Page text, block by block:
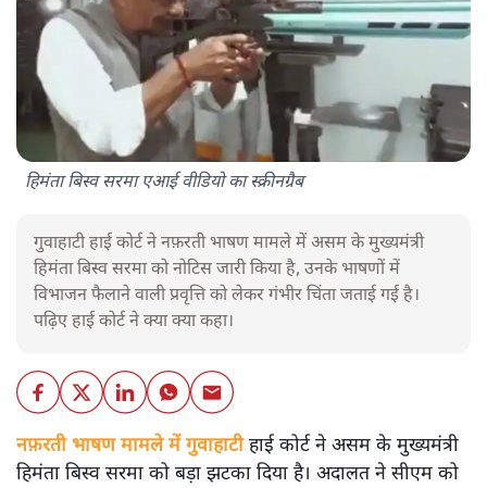
हिमंता बिस्व सरमा एआई वीडियो का स्क्रीनग्रैब
गुवाहाटी हाई कोर्ट ने नफ़रती भाषण मामले में असम के मुख्यमंत्री
हिमंता बिस्व सरमा को नोटिस जारी किया है, उनके भाषणों में
विभाजन फैलाने वाली प्रवृत्ति को लेकर गंभीर चिंता जताई गई है।
पढ़िए हाई कोर्ट ने क्या क्या कहा।
नफ़रती भाषण मामले में गुवाहाटीहाई कोर्ट ने असम के मुख्यमंत्री
हिमंता बिस्व सरमा को बड़ा झटका दिया है। अदालत ने सीएम को